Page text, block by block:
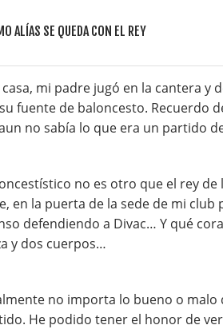
mi padre jugó en la cantera y
fuente de baloncesto. Recuerdo
aun no sabía lo que era un partido
no es otro que el rey de
en la puerta de la sede de mi club
defendiendo a Divac… Y qué
y dos cuerpos…
no importa lo bueno o
He podido tener el honor de